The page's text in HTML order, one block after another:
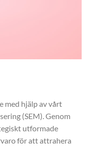
med hjälp av vårt
(SEM). Genom
utformade
för att attrahera